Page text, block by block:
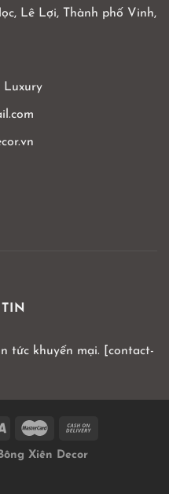
Lê Lợi, Thành phố Vinh,
Luxury
tức khuyến mại. [contact-
Xiên Decor